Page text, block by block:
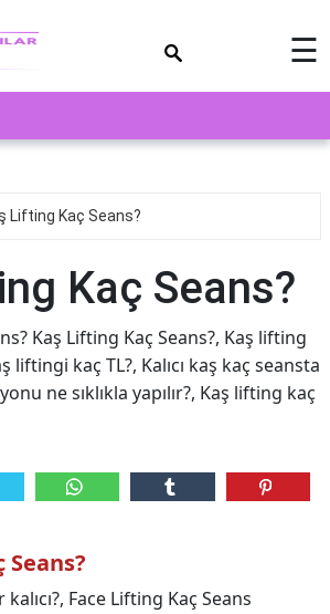
☰
Lifting Kaç Seans?
Kaç Seans?
Kaş Lifting Kaç Seans?, Kaş lifting
liftingi kaç TL?, Kalıcı kaş kaç seansta
ne sıklıkla yapılır?, Kaş lifting kaç
Face Lifting Kaç Seans